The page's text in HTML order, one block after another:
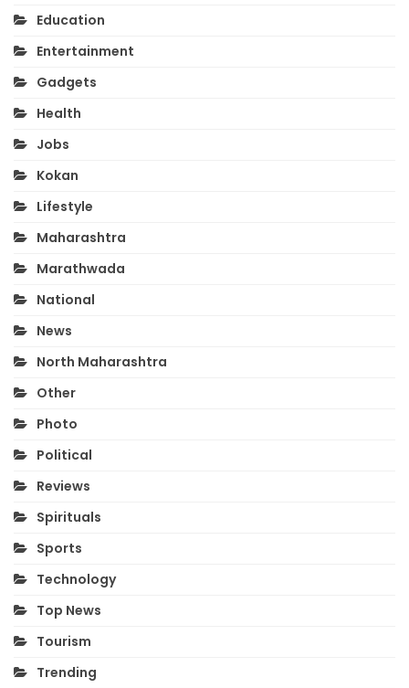
Education
Entertainment
Gadgets
Health
Jobs
Kokan
Lifestyle
Maharashtra
Marathwada
National
News
North Maharashtra
Other
Photo
Political
Reviews
Spirituals
Sports
Technology
Top News
Tourism
Trending